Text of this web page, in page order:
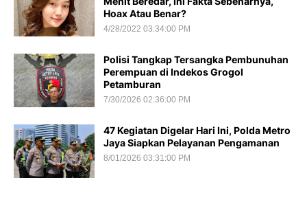
Hoax Atau Benar?
4/28/2022 03:34:00 PM
Polisi Tangkap Tersangka Pembunuhan
Perempuan di Indekos Grogol
Petamburan
7/30/2026 02:36:00 PM
47 Kegiatan Digelar Hari Ini, Polda Metro
Jaya Siapkan Pelayanan Pengamanan
8/01/2026 03:31:00 PM